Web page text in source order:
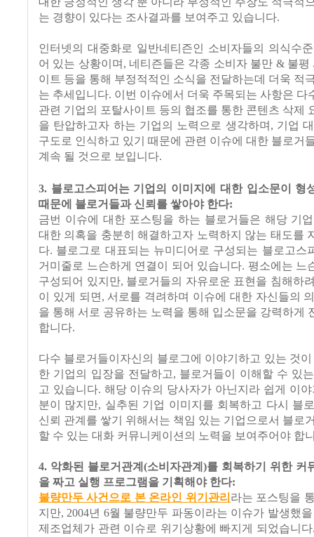
는 경향이 있다는 조사결과를 보여주고 있습니다.
인터넷의 대중화로 일반네티즌인 소비자들의 의식수
어 있는 상황이며, 네티즌들은 각종 소비자 불만 & 불평
이트 등을 통해 부정적적인 소식을 전달하는데 더욱 적
는 추세입니다. 이번 이슈에서 더욱 주목되는 사항은 다
관련 기업의 포탈사이트 등의 협조를 통한 콘텐츠 삭제
을 탄압하고자 하는 기업의 노력으로 생각하며, 기업
구도로 인식하고 있기 때문에 관련 이슈에 대한 블로거
계속 될 것으로 보입니다.
3. 블로고스피어는 기업의 이미지에 대한 입소문이 형
때문에 블로거들과 신뢰를 쌓아야 한다:
금번 이슈에 대한 포스팅을 하는 블로거들은 해당 기
대한 의혹을 충분히 해결하고자 노력하지 않는 태도를
다. 블로그로 대표되는 뉴미디어로 구성되는 블로고스
거미줄로 느슨하게 연결이 되어 있습니다. 평소에는 느
구성되어 있지만, 블로거들의 자유로운 표현을 침해하
이 있게 되면, 서로를 격려하며 이슈에 대한 자신들의
을 통해 서로 공유하는 노력을 통해 입소문을 강력하게
합니다.
다수 블로거들이자신의 블로그에 이야기하고 있는 것
한 기업의 입장을 전달하고, 블로거들이 이해할 수 있
고 있습니다. 해당 이슈의 당사자가 아닌지라 쉽게 이
분이 많지만, 실추된 기업 이미지를 회복하고 다시 블
신뢰 관계를 쌓기 위해서는 책임 있는 기업으로서 블로
할 수 있는 대화 커뮤니케이션의 노력을 보여주어야 합
4. 악화된 블로거관계(소비자관계)를 회복하기 위한 커
을 짜고 실행 프로그램을 기획해야 한다:
불량만두 사건으로 본 온라인 위기관리 라는 포스팅을
지만, 2004년 6월 불량만두 파동이라는 이슈가 발생했
제조업체가 관련 이슈로 위기상황에 빠지게 되었습니